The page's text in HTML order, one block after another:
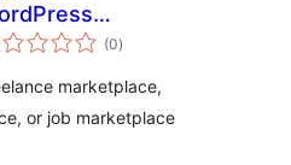
Service
(0valutazioni
totali
)
marketplace,
or job marketplace